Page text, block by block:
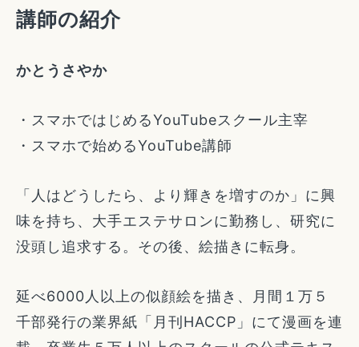
講師の紹介
かとうさやか​
・スマホではじめるYouTubeスクール主宰
・スマホで始めるYouTube講師
​「人はどうしたら、より輝きを増すのか」に興
味を持ち、大手エステサロンに勤務し、研究に
没頭し追求する。その後、絵描きに転身。
延べ6000人以上の似顔絵を描き、月間１万５
千部発行の業界紙「月刊HACCP」にて漫画を連